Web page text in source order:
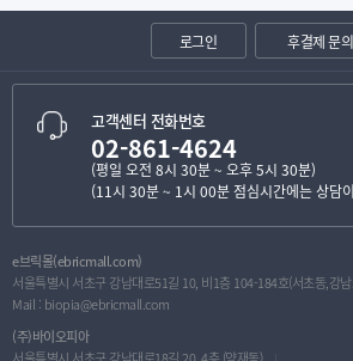
로그인 후결제 문의
고객센터 전화번호
02-861-4624
(평일 오전 8시 30분 ~ 오후 5시 30분)
(11시 30분 ~ 1시 00분 점심시간에는 상담
e브릭몰(ebricmall.com)
서울특별시 서초구 강남대로51길 10, 비1층 104-184호(서초동,강
Mail : biopia@ebricmall.com
(주)바이오피아